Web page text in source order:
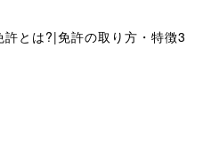
許とは?|免許の取り方・特徴3